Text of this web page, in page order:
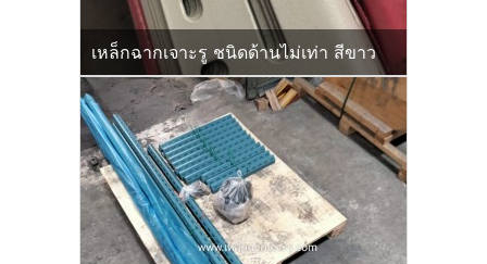
เหล็กฉากเจาะรู ชนิดด้านไม่เท่า สีขาว